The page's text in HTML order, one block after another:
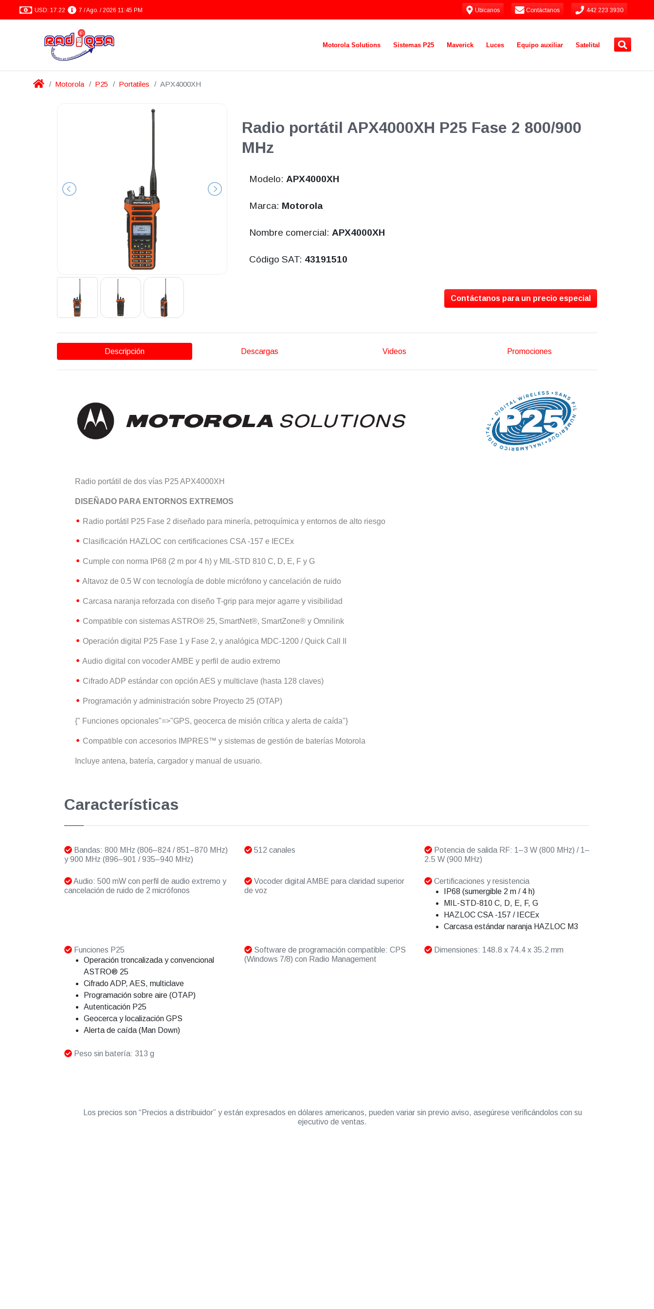
USD: 17.22 7 / Ago. / 2026 11:45 PM Ubícanos Contáctanos 442 223 3930
Motorola Solutions Sistemas P25 Maverick Luces Equipo auxiliar Satelital
Motorola P25 Portatiles APX4000XH
Radio portátil APX4000XH P25 Fase 2 800/900
MHz
Modelo: APX4000XH
Marca: Motorola
Nombre comercial: APX4000XH
Código SAT: 43191510
Contáctanos para un precio especial
Descripción Descargas Videos Promociones
Radio portátil de dos vías P25 APX4000XH
DISEÑADO PARA ENTORNOS EXTREMOS
Radio portátil P25 Fase 2 diseñado para minería, petroquímica y entornos de alto riesgo
Clasificación HAZLOC con certificaciones CSA -157 e IECEx
Cumple con norma IP68 (2 m por 4 h) y MIL-STD 810 C, D, E, F y G
Altavoz de 0.5 W con tecnología de doble micrófono y cancelación de ruido
Carcasa naranja reforzada con diseño T-grip para mejor agarre y visibilidad
Compatible con sistemas ASTRO® 25, SmartNet®, SmartZone® y Omnilink
Operación digital P25 Fase 1 y Fase 2, y analógica MDC-1200 / Quick Call II
Audio digital con vocoder AMBE y perfil de audio extremo
Cifrado ADP estándar con opción AES y multiclave (hasta 128 claves)
Programación y administración sobre Proyecto 25 (OTAP)
{" Funciones opcionales"=>"GPS, geocerca de misión crítica y alerta de caída"}
Compatible con accesorios IMPRES™ y sistemas de gestión de baterías Motorola
Incluye antena, batería, cargador y manual de usuario.
Características
Bandas: 800 MHz (806–824 / 851–870 MHz)
y 900 MHz (896–901 / 935–940 MHz)
512 canales
Potencia de salida RF: 1–3 W (800 MHz) / 1–
2.5 W (900 MHz)
Audio: 500 mW con perfil de audio extremo y
cancelación de ruido de 2 micrófonos
Vocoder digital AMBE para claridad superior
de voz
Certificaciones y resistencia
IP68 (sumergible 2 m / 4 h)
MIL-STD-810 C, D, E, F, G
HAZLOC CSA -157 / IECEx
Carcasa estándar naranja HAZLOC M3
Funciones P25
Operación troncalizada y convencional
ASTRO® 25
Cifrado ADP, AES, multiclave
Programación sobre aire (OTAP)
Autenticación P25
Geocerca y localización GPS
Alerta de caída (Man Down)
Software de programación compatible: CPS
(Windows 7/8) con Radio Management
Dimensiones: 148.8 x 74.4 x 35.2 mm
Peso sin batería: 313 g
Los precios son “Precios a distribuidor” y están expresados en dólares americanos, pueden variar sin previo aviso, asegúrese verificándolos con su
ejecutivo de ventas.